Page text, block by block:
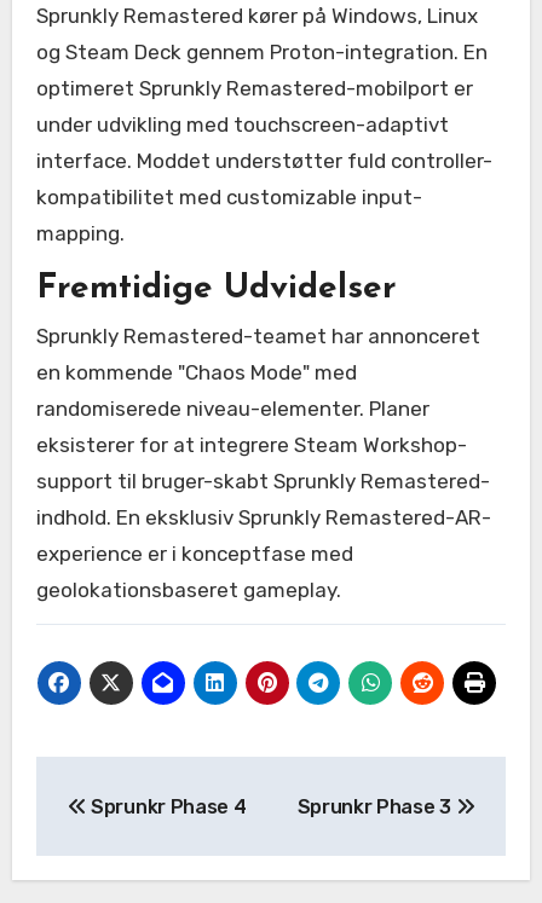
Sprunkly Remastered kører på Windows, Linux
og Steam Deck gennem Proton-integration. En
optimeret Sprunkly Remastered-mobilport er
under udvikling med touchscreen-adaptivt
interface. Moddet understøtter fuld controller-
kompatibilitet med customizable input-
mapping.
Fremtidige Udvidelser
Sprunkly Remastered-teamet har annonceret
en kommende "Chaos Mode" med
randomiserede niveau-elementer. Planer
eksisterer for at integrere Steam Workshop-
support til bruger-skabt Sprunkly Remastered-
indhold. En eksklusiv Sprunkly Remastered-AR-
experience er i konceptfase med
geolokationsbaseret gameplay.
navigation
Sprunkr Phase 4 Sprunkr Phase 3